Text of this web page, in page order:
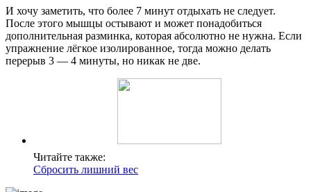
И хочу заметить, что более 7 минут отдыхать не следует.
После этого мышцы остывают и может понадобиться
дополнительная разминка, которая абсолютно не нужна. Если
упражнение лёгкое изолированное, тогда можно делать
перерыв 3 — 4 минуты, но никак не две.
Читайте также:
Сбросить лишний вес